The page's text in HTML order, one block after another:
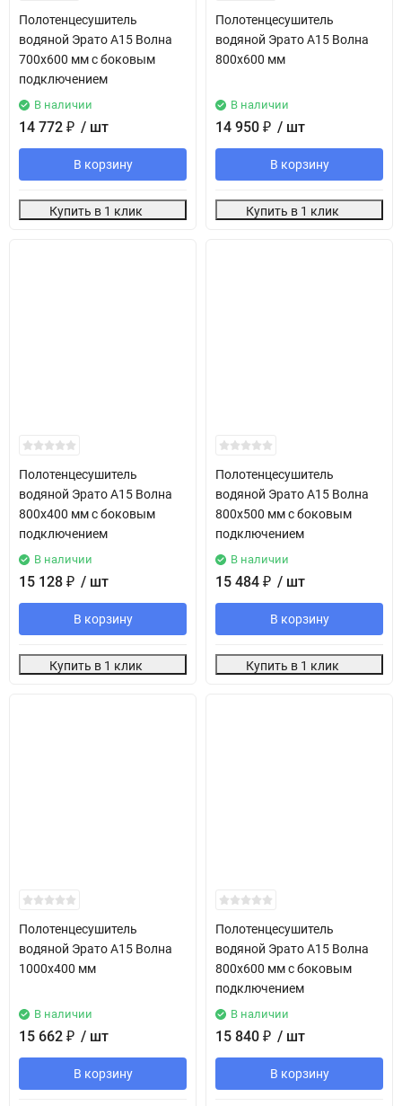
Полотенцесушитель
водяной Эрато А15 Волна
700х600 мм с боковым
подключением
В наличии
14 772 ₽ / шт
В корзину
Купить в 1 клик
Полотенцесушитель
водяной Эрато А15 Волна
800х600 мм
В наличии
14 950 ₽ / шт
В корзину
Купить в 1 клик
Полотенцесушитель
водяной Эрато А15 Волна
800х400 мм с боковым
подключением
В наличии
15 128 ₽ / шт
В корзину
Купить в 1 клик
Полотенцесушитель
водяной Эрато А15 Волна
800х500 мм с боковым
подключением
В наличии
15 484 ₽ / шт
В корзину
Купить в 1 клик
Полотенцесушитель
водяной Эрато А15 Волна
1000х400 мм
В наличии
15 662 ₽ / шт
В корзину
Полотенцесушитель
водяной Эрато А15 Волна
800х600 мм с боковым
подключением
В наличии
15 840 ₽ / шт
В корзину